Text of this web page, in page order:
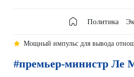
Политика
уровень 6-й пресс-релиз 1-й
#премьер-министр Ле